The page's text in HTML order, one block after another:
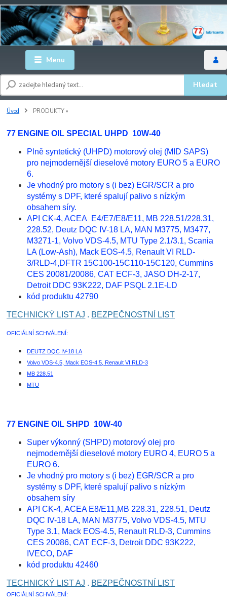
Menu
Hledat
Úvod PRODUKTY »
77 ENGINE OIL SPECIAL UHPD 10W-40
Plně syntetický (UHPD) motorový olej (MID SAPS)
pro nejmodernější dieselové motory EURO 5 a EURO
6.
Je vhodný pro motory s (i bez) EGR/SCR a pro
systémy s DPF, které spalují palivo s nízkým
obsahem síry.
API CK-4, ACEA E4/E7/E8/E11, MB 228.51/228.31,
228.52, Deutz DQC IV-18 LA, MAN M3775, M3477,
M3271-1, Volvo VDS-4.5, MTU Type 2.1/3.1, Scania
LA (Low-Ash), Mack EOS-4.5, Renault VI RLD-
3/RLD-4,DFTR 15C100-15C110-15C120, Cummins
CES 20081/20086, CAT ECF-3, JASO DH-2-17,
Detroit DDC 93K222, DAF PSQL 2.1E-LD
kód produktu 42790
TECHNICKÝ LIST AJ . BEZPEČNOSTNÍ LIST
OFICIÁLNÍ SCHVÁLENÍ:
DEUTZ DQC IV-18 LA
Volvo VDS-4.5, Mack EOS-4.5, Renault VI RLD-3
MB 228.51
MTU
77 ENGINE OIL SHPD 10W-40
Super výkonný (SHPD) motorový olej pro
nejmodernější dieselové motory EURO 4, EURO 5 a
EURO 6.
Je vhodný pro motory s (i bez) EGR/SCR a pro
systémy s DPF, které spalují palivo s nízkým
obsahem síry
API CK-4, ACEA E8/E11,MB 228.31, 228.51, Deutz
DQC IV-18 LA, MAN M3775, Volvo VDS-4.5, MTU
Type 3.1, Mack EOS-4.5, Renault RLD-3, Cummins
CES 20086, CAT ECF-3, Detroit DDC 93K222,
IVECO, DAF
kód produktu 42460
TECHNICKÝ LIST AJ . BEZPEČNOSTNÍ LIST
OFICIÁLNÍ SCHVÁLENÍ: